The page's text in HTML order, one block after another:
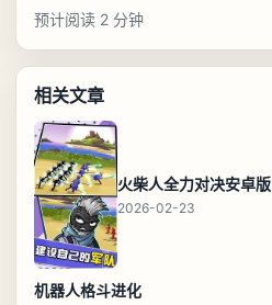
预计阅读 2 分钟
相关文章
火柴人全力对决安卓版
2026-02-23
机器人格斗进化